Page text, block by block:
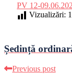
PV 12-
Vizualizări:
Ședință
Previous post